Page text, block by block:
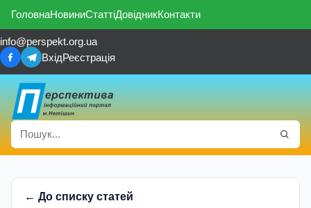
ГоловнаНовиниСтаттіДовідникКонтакти
info@perspekt.org.ua
ВхідРеєстрація
← До списку статей